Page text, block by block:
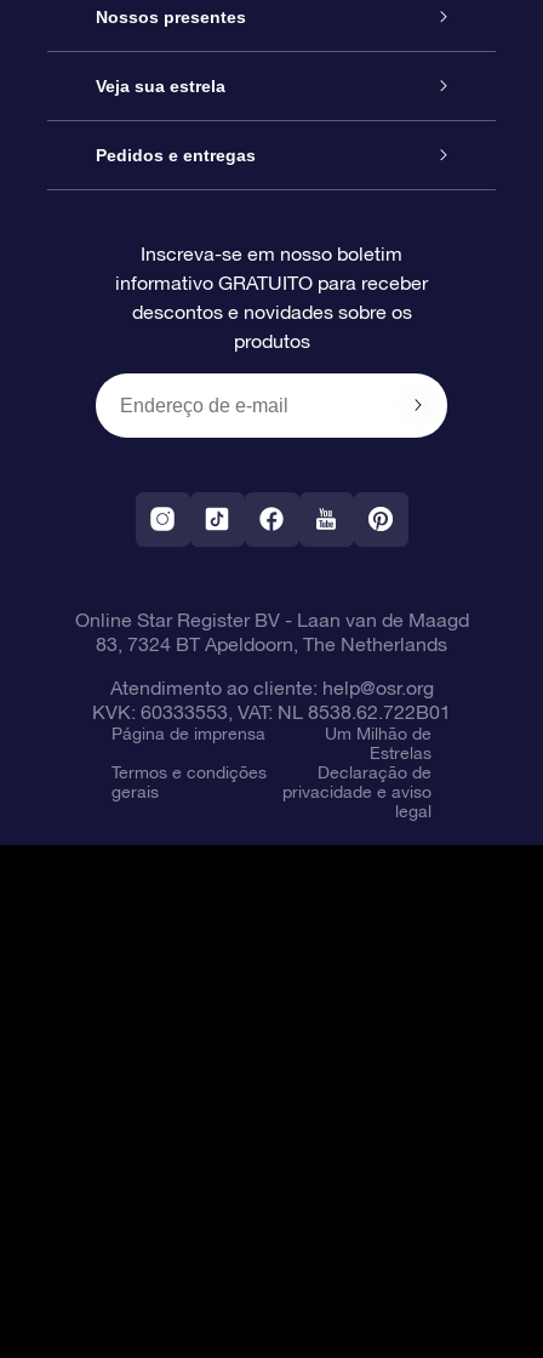
Serviço
Entre em contato conosco
Blog
Avaliações
Nossos presentes
Presente estrelar on-line
Pacote de presente da OSR
O cartão de presente da OSR
Presentes corporativos
Veja sua estrela
Star Register
Página estelar personalizada
Um Milhão de Estrelas
OSR Starsaver
Aplicativo RV Fly me to the stars
Pedidos e entregas
Informações de pagamento
Política de devolução
Constelações
Inscreva-se em nosso boletim
informativo GRATUITO para receber
descontos e novidades sobre os
produtos
Online Star Register BV- Laan van de Maagd
83, 7324 BT Apeldoorn, The Netherlands
Atendimento ao cliente: help@osr.org
KVK: 60333553, VAT: NL 8538.62.722B01
Página de imprensa
Um Milhão de
Estrelas
Termos e condições
gerais
Declaração de
privacidade e aviso
legal